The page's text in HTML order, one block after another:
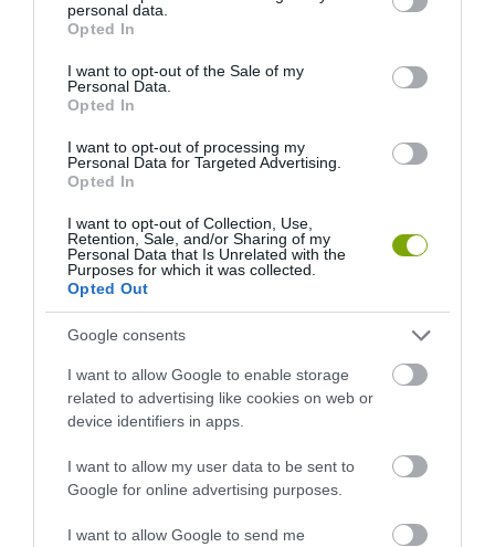
grant or deny consent to Google and its third-party tags to
use your data for below specified purposes in below Google
consent section.
personal data.
Opted In
I want to opt-out of the Sale of my
Personal Data.
Opted In
I want to opt-out of processing my
Personal Data for Targeted Advertising.
Opted In
I want to opt-out of Collection, Use,
Retention, Sale, and/or Sharing of my
Personal Data that Is Unrelated with the
Purposes for which it was collected.
Opted Out
Google consents
I want to allow Google to enable storage
related to advertising like cookies on web or
device identifiers in apps.
I want to allow my user data to be sent to
Google for online advertising purposes.
I want to allow Google to send me
2016-06-05
1 … 125 126 127 128